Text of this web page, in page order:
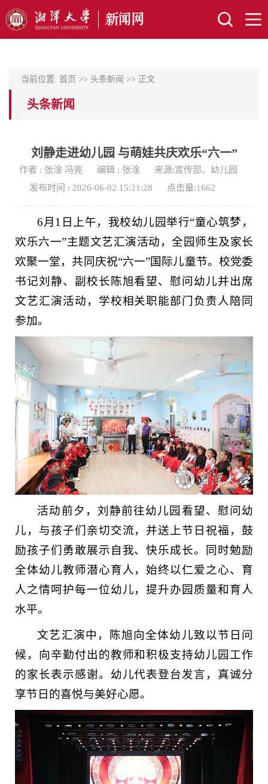
当前位置: 首页 >> 头条新闻 >> 正文
头条新闻
刘静走进幼儿园 与萌娃共庆欢乐“六一”
作者 : 张淦 冯亮 编辑 : 张淦
来源:宣传部、幼儿园
发布时间 : 2026-06-02 15:21:28
点击量:1662
6月1日上午，我校幼儿园举行“童心筑梦，
欢乐六一”主题文艺汇演活动，全园师生及家长
欢聚一堂，共同庆祝“六一”国际儿童节。校党委
书记刘静、副校长陈旭看望、慰问幼儿并出席
文艺汇演活动，学校相关职能部门负责人陪同
参加。
活动前夕，刘静前往幼儿园看望、慰问幼
儿，与孩子们亲切交流，并送上节日祝福，鼓
励孩子们勇敢展示自我、快乐成长。同时勉励
全体幼儿教师潜心育人，始终以仁爱之心、育
人之情呵护每一位幼儿，提升办园质量和育人
水平。
文艺汇演中，陈旭向全体幼儿致以节日问
候，向辛勤付出的教师和积极支持幼儿园工作
的家长表示感谢。幼儿代表登台发言，真诚分
享节日的喜悦与美好心愿。